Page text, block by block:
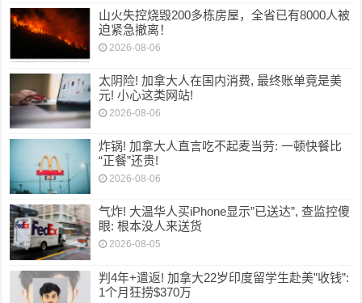
山火失控烧毁200多栋房屋，全省已有8000人被
迫紧急撤离！
2026-08-06
太阴险! 加拿大人在国内消费, 最终账单竟是美
元! 小心这类网站!
2026-08-06
炸锅! 加拿大人直言吃不起麦当劳: 一顿快餐比
“正餐”还贵!
2026-08-06
气炸! 大温华人买iPhone显示”已送达”, 查监控傻
眼: 根本没人来送货
2026-08-05
判4年+遣返! 加拿大22岁印度留学生赴美”收钱”:
1个月狂捞$370万